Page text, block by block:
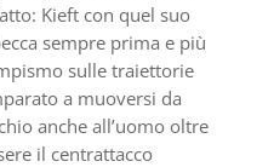
Kieft con quel suo
sempre prima e più
sulle traiettorie
a muoversi da
anche all’uomo oltre
il centrattacco